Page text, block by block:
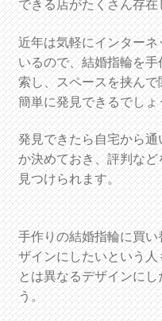
できる店がたくさん存
近年は気軽にインター
いるので、結婚指輪を
索し、スペースを挟ん
簡単に発見できるでしょ
発見できたら自宅から
か決めておき、評判な
見つけられます。
手作りの結婚指輪に買
ザインにしたいという
とは異なるデザインに
う。